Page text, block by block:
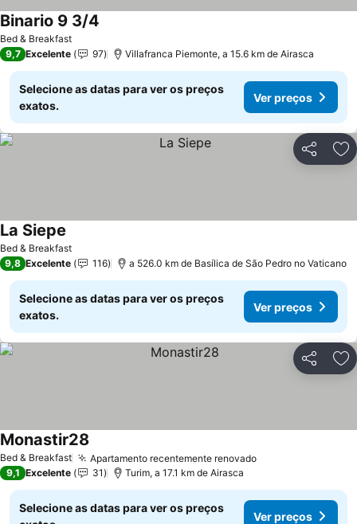
Bed & Breakfast
Binario 9 3/4
9,7 Excelente 97 Villafranca Piemonte, a 15.6 km de Airasca
Selecione as datas para ver os preços
exatos.
Ver preços
Partilhar
Bed & Breakfast
La Siepe
9,8 Excelente 116 a 526.0 km de Basílica de São Pedro no Vaticano
Selecione as datas para ver os preços
exatos.
Ver preços
Partilhar
Bed & Breakfast Apartamento recentemente renovadoVer preços
Monastir28
9,1 Excelente 31 Turim, a 17.1 km de Airasca
Selecione as datas para ver os preços
Ver preços